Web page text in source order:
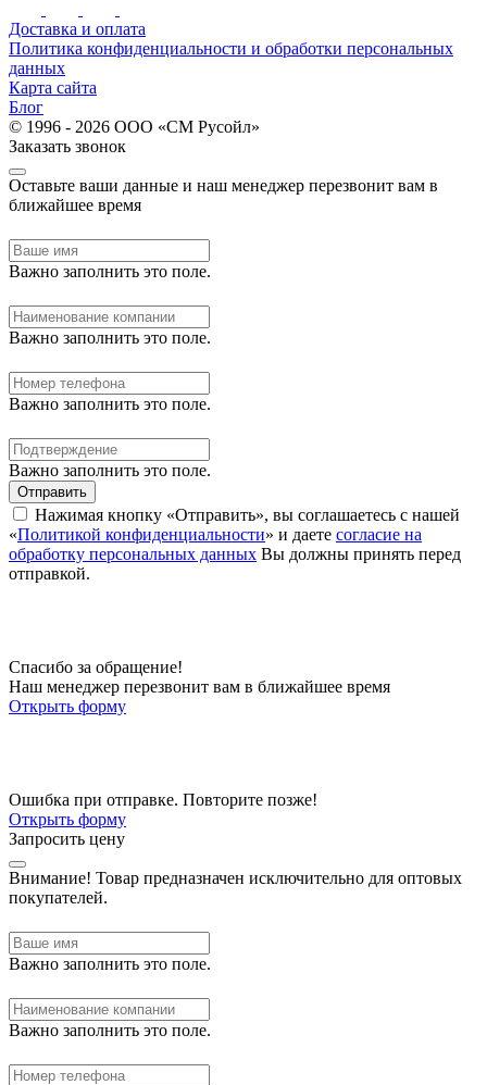
Доставка и оплата
Политика конфиденциальности и обработки персональных
данных
Карта сайта
Блог
© 1996 - 2026 ООО «СМ Русойл»
Заказать звонок
Оставьте ваши данные и наш менеджер перезвонит вам в
ближайшее время
Важно заполнить это поле.
Важно заполнить это поле.
Важно заполнить это поле.
Важно заполнить это поле.
Отправить
Нажимая кнопку «Отправить», вы соглашаетесь с нашей
«Политикой конфиденциальности» и даете согласие на
обработку персональных данных Вы должны принять перед
отправкой.
Спасибо за обращение!
Наш менеджер перезвонит вам в ближайшее время
Открыть форму
Ошибка при отправке. Повторите позже!
Открыть форму
Запросить цену
Внимание! Товар предназначен исключительно для оптовых
покупателей.
Важно заполнить это поле.
Важно заполнить это поле.